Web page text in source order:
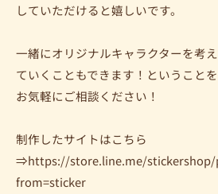
していただけると嬉しいです。
一緒にオリジナルキャラクターを考
ていくこともできます！ということ
お気軽にご相談ください！
制作したサイトはこちら
⇒https://store.line.me/stickershop/
from=sticker